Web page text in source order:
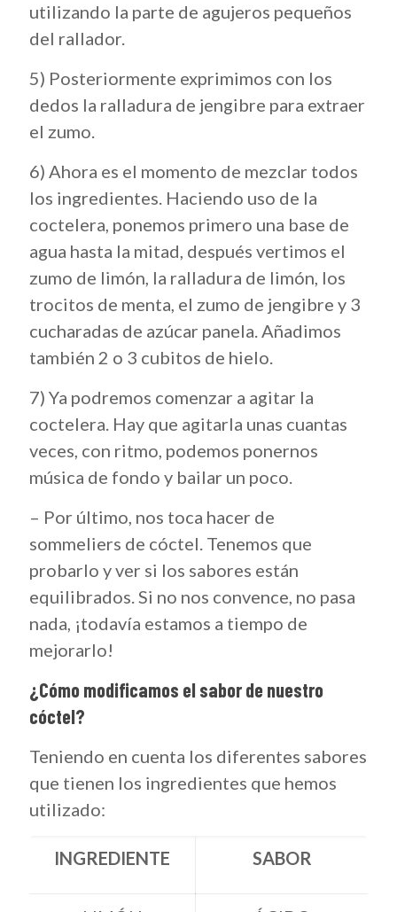
utilizando la parte de agujeros pequeños
del rallador.
5) Posteriormente exprimimos con los
dedos la ralladura de jengibre para extraer
el zumo.
6) Ahora es el momento de mezclar todos
los ingredientes. Haciendo uso de la
coctelera, ponemos primero una base de
agua hasta la mitad, después vertimos el
zumo de limón, la ralladura de limón, los
trocitos de menta, el zumo de jengibre y 3
cucharadas de azúcar panela. Añadimos
también 2 o 3 cubitos de hielo.
7) Ya podremos comenzar a agitar la
coctelera. Hay que agitarla unas cuantas
veces, con ritmo, podemos ponernos
música de fondo y bailar un poco.
– Por último, nos toca hacer de
sommeliers de cóctel. Tenemos que
probarlo y ver si los sabores están
equilibrados. Si no nos convence, no pasa
nada, ¡todavía estamos a tiempo de
mejorarlo!
¿Cómo modificamos el sabor de nuestro
cóctel?
Teniendo en cuenta los diferentes sabores
que tienen los ingredientes que hemos
utilizado:
INGREDIENTE SABOR